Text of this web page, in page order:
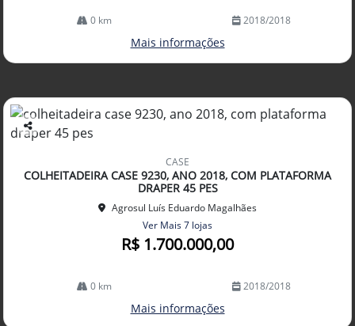
0 km 2018/2018
Mais informações
Co
arti
lhe
CASE
COLHEITADEIRA CASE 9230, ANO 2018, COM PLATAFORMA
DRAPER 45 PES
Agrosul Luís Eduardo Magalhães
Ver Mais 7 lojas
R$ 1.700.000,00
0 km 2018/2018
Mais informações